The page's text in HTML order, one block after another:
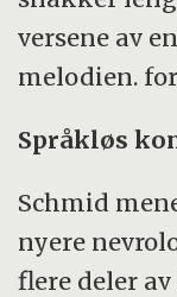
versene av
melodien.
Språkløs
Schmid
nyere
flere deler